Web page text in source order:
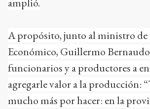
A propósito, junto al ministro
Económico, Guillermo
funcionarios y a productores a
agregarle valor a la producción:
mucho más por hacer: en la